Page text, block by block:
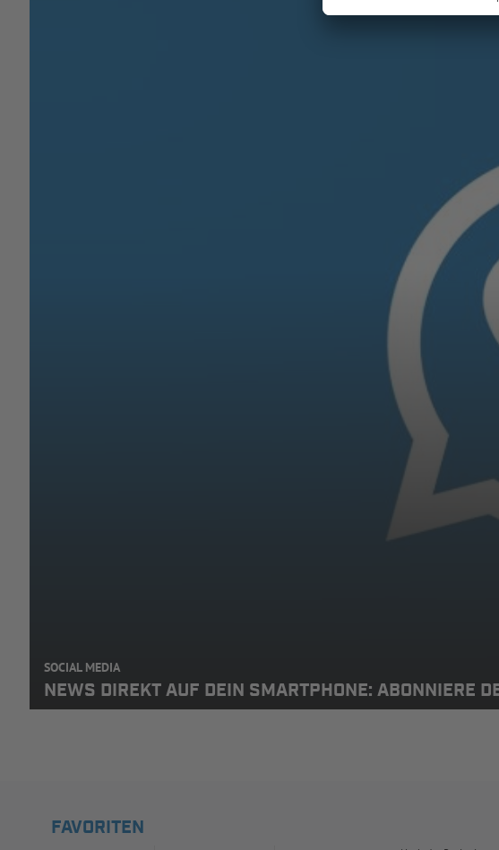
SOCIAL MEDIA
NEWS DIREKT AUF DEIN SMARTPHONE: ABONNIERE
FAVORITEN